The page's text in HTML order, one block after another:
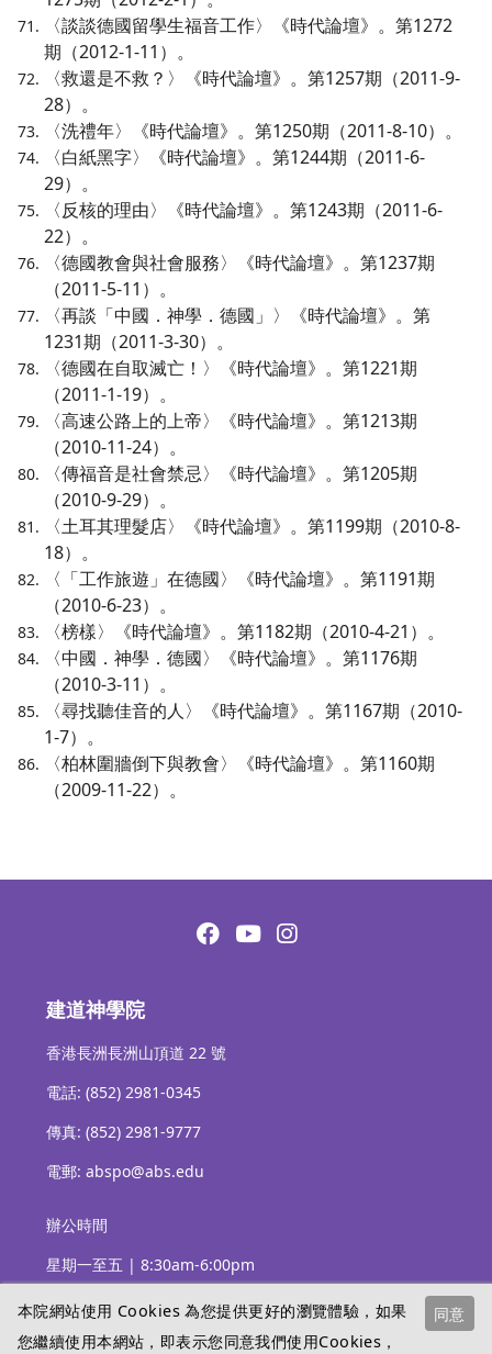
〈談談德國留學生福音工作〉《時代論壇》。第1272
期（2012-1-11）。
〈救還是不救？〉《時代論壇》。第1257期（2011-9-
28）。
〈洗禮年〉《時代論壇》。第1250期（2011-8-10）。
〈白紙黑字〉《時代論壇》。第1244期（2011-6-
29）。
〈反核的理由〉《時代論壇》。第1243期（2011-6-
22）。
〈德國教會與社會服務〉《時代論壇》。第1237期
（2011-5-11）。
〈再談「中國．神學．德國」〉《時代論壇》。第
1231期（2011-3-30）。
〈德國在自取滅亡！〉《時代論壇》。第1221期
（2011-1-19）。
〈高速公路上的上帝〉《時代論壇》。第1213期
（2010-11-24）。
〈傳福音是社會禁忌〉《時代論壇》。第1205期
（2010-9-29）。
〈土耳其理髮店〉《時代論壇》。第1199期（2010-8-
18）。
〈「工作旅遊」在德國〉《時代論壇》。第1191期
（2010-6-23）。
〈榜樣〉《時代論壇》。第1182期（2010-4-21）。
〈中國．神學．德國〉《時代論壇》。第1176期
（2010-3-11）。
〈尋找聽佳音的人〉《時代論壇》。第1167期（2010-
1-7）。
〈柏林圍牆倒下與教會〉《時代論壇》。第1160期
（2009-11-22）。
建道神學院
香港長洲長洲山頂道 22 號
電話: (852) 2981-0345
傳真: (852) 2981-9777
電郵: abspo@abs.edu
辦公時間
星期一至五 | 8:30am-6:00pm
同意
本院網站使用 Cookies 為您提供更好的瀏覽體驗，如果
您繼續使用本網站，即表示您同意我們使用Cookies，